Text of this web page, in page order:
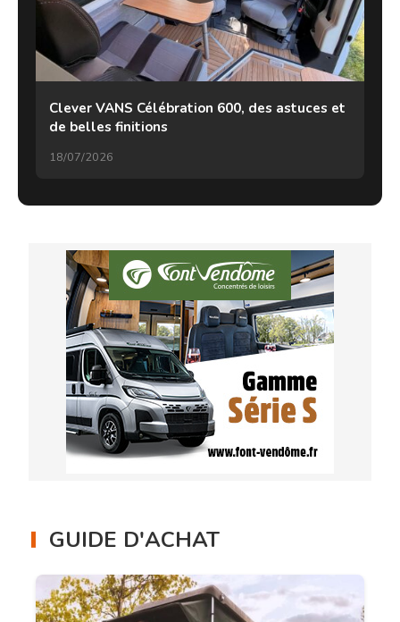
Clever VANS Célébration 600, des astuces et
de belles finitions
18/07/2026
GUIDE D'ACHAT